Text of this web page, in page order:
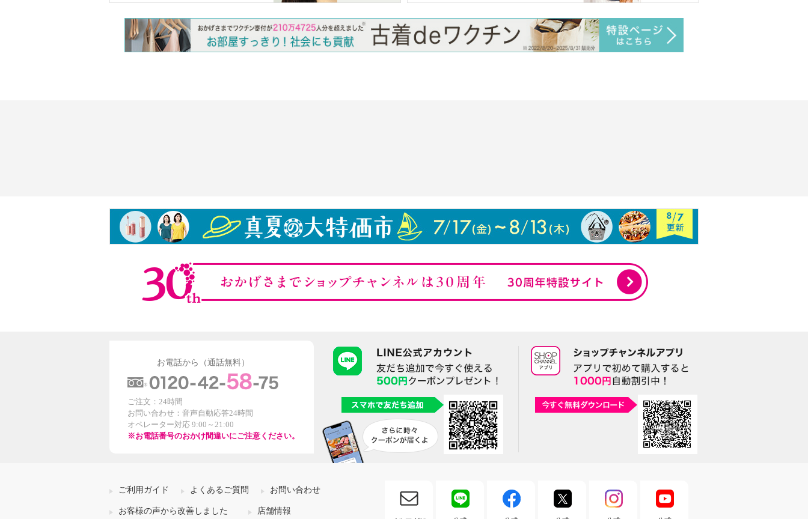
お電話から（通話無料）
ご注文：24時間
お問い合わせ：音声自動応答24時間
オペレーター対応 9:00～21:00
※お電話番号のおかけ間違いにご注意ください。
ご利用ガイド よくあるご質問 お問い合わせ
お客様の声から改善しました 店舗情報